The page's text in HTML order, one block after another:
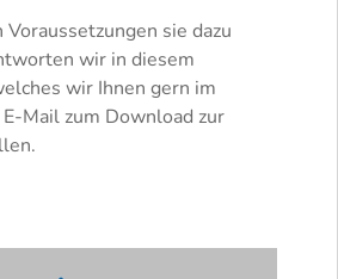
sie dazu
wir in diesem
wir Ihnen gern im
Mail zum Download zur